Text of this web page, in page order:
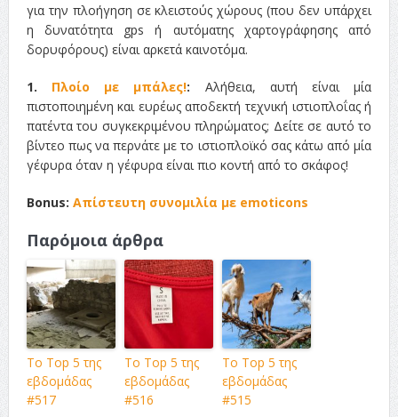
για την πλοήγηση σε κλειστούς χώρους (που δεν υπάρχει
η δυνατότητα gps ή αυτόματης χαρτογράφησης από
δορυφόρους) είναι αρκετά καινοτόμα.
1. Πλοίο με μπάλες!: Αλήθεια, αυτή είναι μία
πιστοποιημένη και ευρέως αποδεκτή τεχνική ιστιοπλοΐας ή
πατέντα του συγκεκριμένου πληρώματος; Δείτε σε αυτό το
βίντεο πως να περνάτε με το ιστιοπλοϊκό σας κάτω από μία
γέφυρα όταν η γέφυρα είναι πιο κοντή από το σκάφος!
Bonus: Απίστευτη συνομιλία με emoticons
Παρόμοια άρθρα
Το Top 5 της
εβδομάδας
#517
Το Top 5 της
εβδομάδας
#516
Το Top 5 της
εβδομάδας
#515